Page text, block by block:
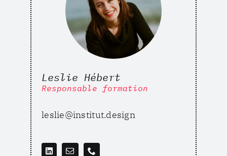
Leslie Hébert
Responsable formation
leslie@institut.design